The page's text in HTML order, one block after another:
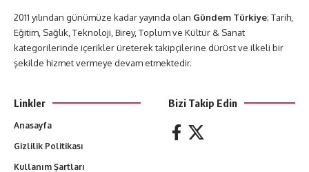
2011 yılından günümüze kadar yayında olan Gündem Türkiye; Tarih,
Eğitim, Sağlık, Teknoloji, Birey, Toplum ve Kültür & Sanat
kategorilerinde içerikler üreterek takipçilerine dürüst ve ilkeli bir
şekilde hizmet vermeye devam etmektedir.
Linkler
Anasayfa
Gizlilik Politikası
Kullanım Şartları
Bizi Takip Edin